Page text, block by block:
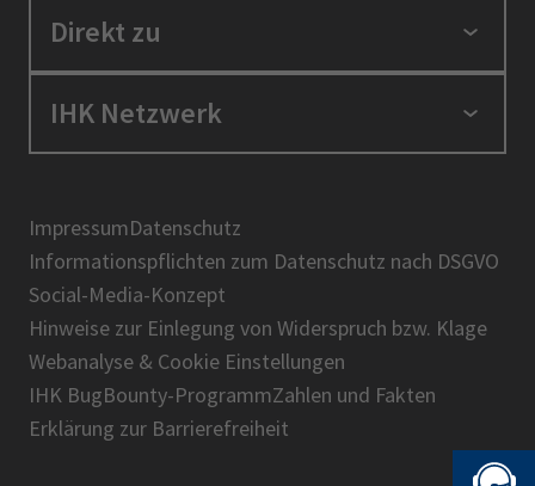
Standortpolitik
Berufszugang
Über uns
Direkt zu
Positionen
Presse
IHK-Magazin
IHK Netzwerk
BIHK
DIHK
AHK
IHK-Standortportal Bayern
ImpressumDatenschutz
Informationspflichten zum Datenschutz nach DSGVO
Social-Media-Konzept
Hinweise zur Einlegung von Widerspruch bzw. Klage
Webanalyse & Cookie Einstellungen
IHK BugBounty-ProgrammZahlen und Fakten
Erklärung zur Barrierefreiheit